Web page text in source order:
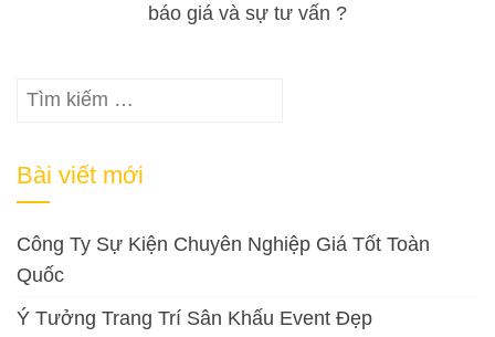
báo giá và sự tư vấn ?
Tìm
Bài viết mới
Công Ty Sự Kiện Chuyên Nghiệp Giá Tốt Toàn
Quốc
Ý Tưởng Trang Trí Sân Khấu Event Đẹp